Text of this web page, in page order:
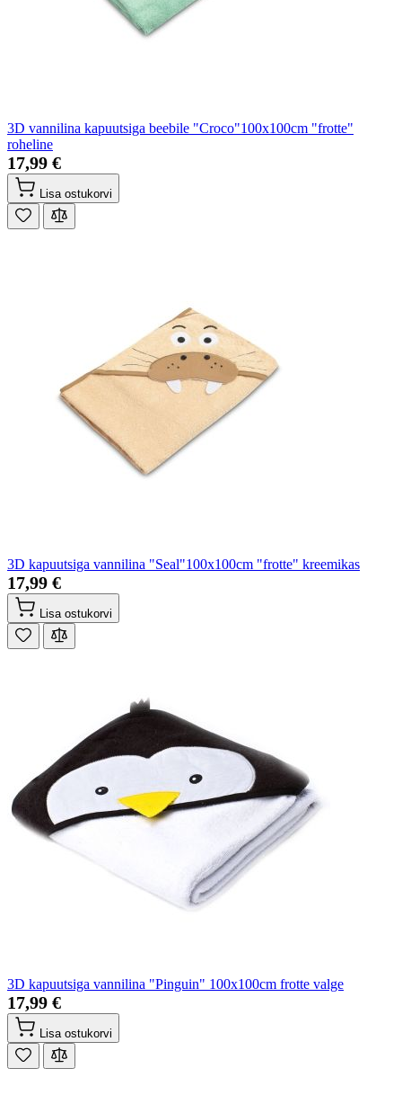
3D vannilina kapuutsiga beebile "Croco"100x100cm "frotte"
roheline
17,99 €
Lisa ostukorvi
3D kapuutsiga vannilina "Seal"100x100cm "frotte" kreemikas
17,99 €
Lisa ostukorvi
3D kapuutsiga vannilina "Pinguin" 100x100cm frotte valge
17,99 €
Lisa ostukorvi